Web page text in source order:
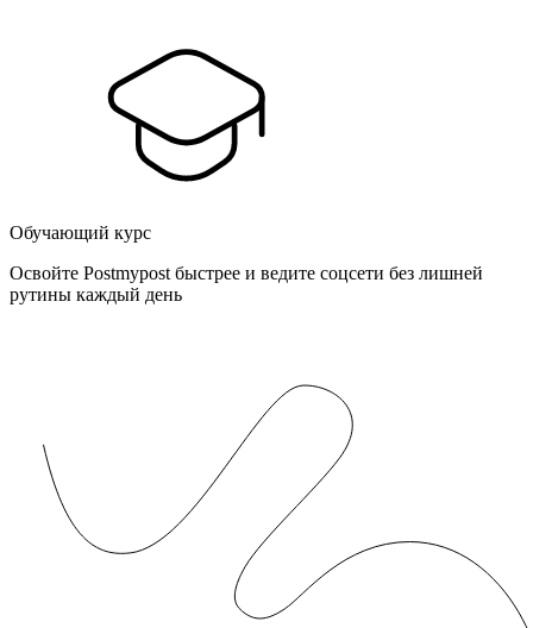
Обучающий курс
Освойте Postmypost быстрее и ведите соцсети без лишней
рутины каждый день